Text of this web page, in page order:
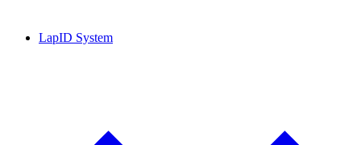
LapID System